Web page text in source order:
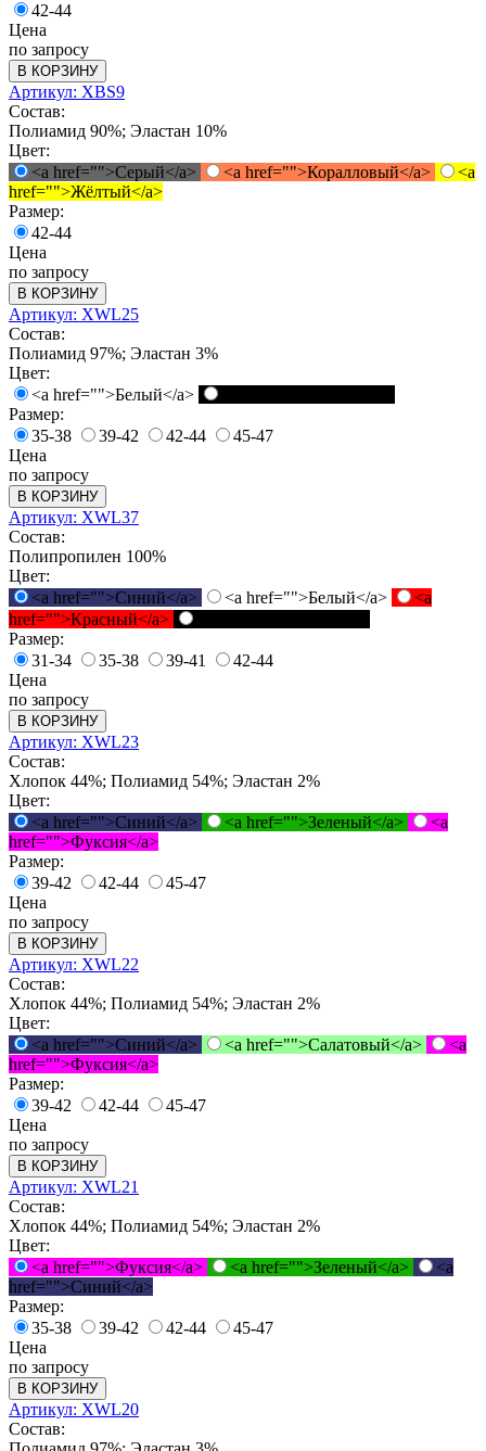
42-44
Цена
по запросу
В КОРЗИНУ
Артикул: XBS9
Состав:
Полиамид 90%; Эластан 10%
Цвет:
<a href="">Серый</a>
<a href="">Коралловый</a>
<a
href="">Жёлтый</a>
Размер:
42-44
Цена
по запросу
В КОРЗИНУ
Артикул: XWL25
Состав:
Полиамид 97%; Эластан 3%
Цвет:
<a href="">Белый</a>
Размер:
35-38
39-42 42-44
45-47
Цена
по запросу
В КОРЗИНУ
Артикул: XWL37
Состав:
Полипропилен 100%
Цвет:
<a href="">Синий</a>
<a href="">Белый</a>
<a
href="">Красный</a>
Размер:
31-34
35-38 39-41
42-44
Цена
по запросу
В КОРЗИНУ
Артикул: XWL23
Состав:
Хлопок 44%; Полиамид 54%; Эластан 2%
Цвет:
<a href="">Синий</a>
<a href="">Зеленый</a>
<a
href="">Фуксия</a>
Размер:
39-42
42-44
45-47
Цена
по запросу
В КОРЗИНУ
Артикул: XWL22
Состав:
Хлопок 44%; Полиамид 54%; Эластан 2%
Цвет:
<a href="">Синий</a>
<a href="">Салатовый</a>
<a
href="">Фуксия</a>
Размер:
39-42
42-44
45-47
Цена
по запросу
В КОРЗИНУ
Артикул: XWL21
Состав:
Хлопок 44%; Полиамид 54%; Эластан 2%
Цвет:
<a href="">Фуксия</a>
<a href="">Зеленый</a>
<a
href="">Синий</a>
Размер:
35-38
39-42 42-44
45-47
Цена
по запросу
В КОРЗИНУ
Артикул: XWL20
Состав: